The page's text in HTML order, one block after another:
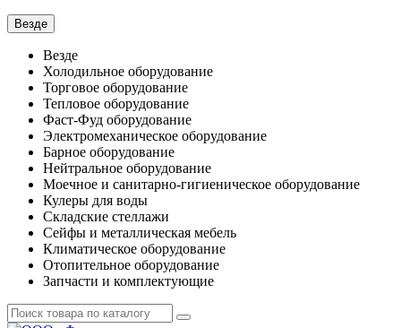
Везде
Везде
Холодильное оборудование
Торговое оборудование
Тепловое оборудование
Фаст-Фуд оборудование
Электромеханическое оборудование
Барное оборудование
Нейтральное оборудование
Моечное и санитарно-гигиеническое оборудование
Кулеры для воды
Складские стеллажи
Сейфы и металлическая мебель
Климатическое оборудование
Отопительное оборудование
Запчасти и комплектующие